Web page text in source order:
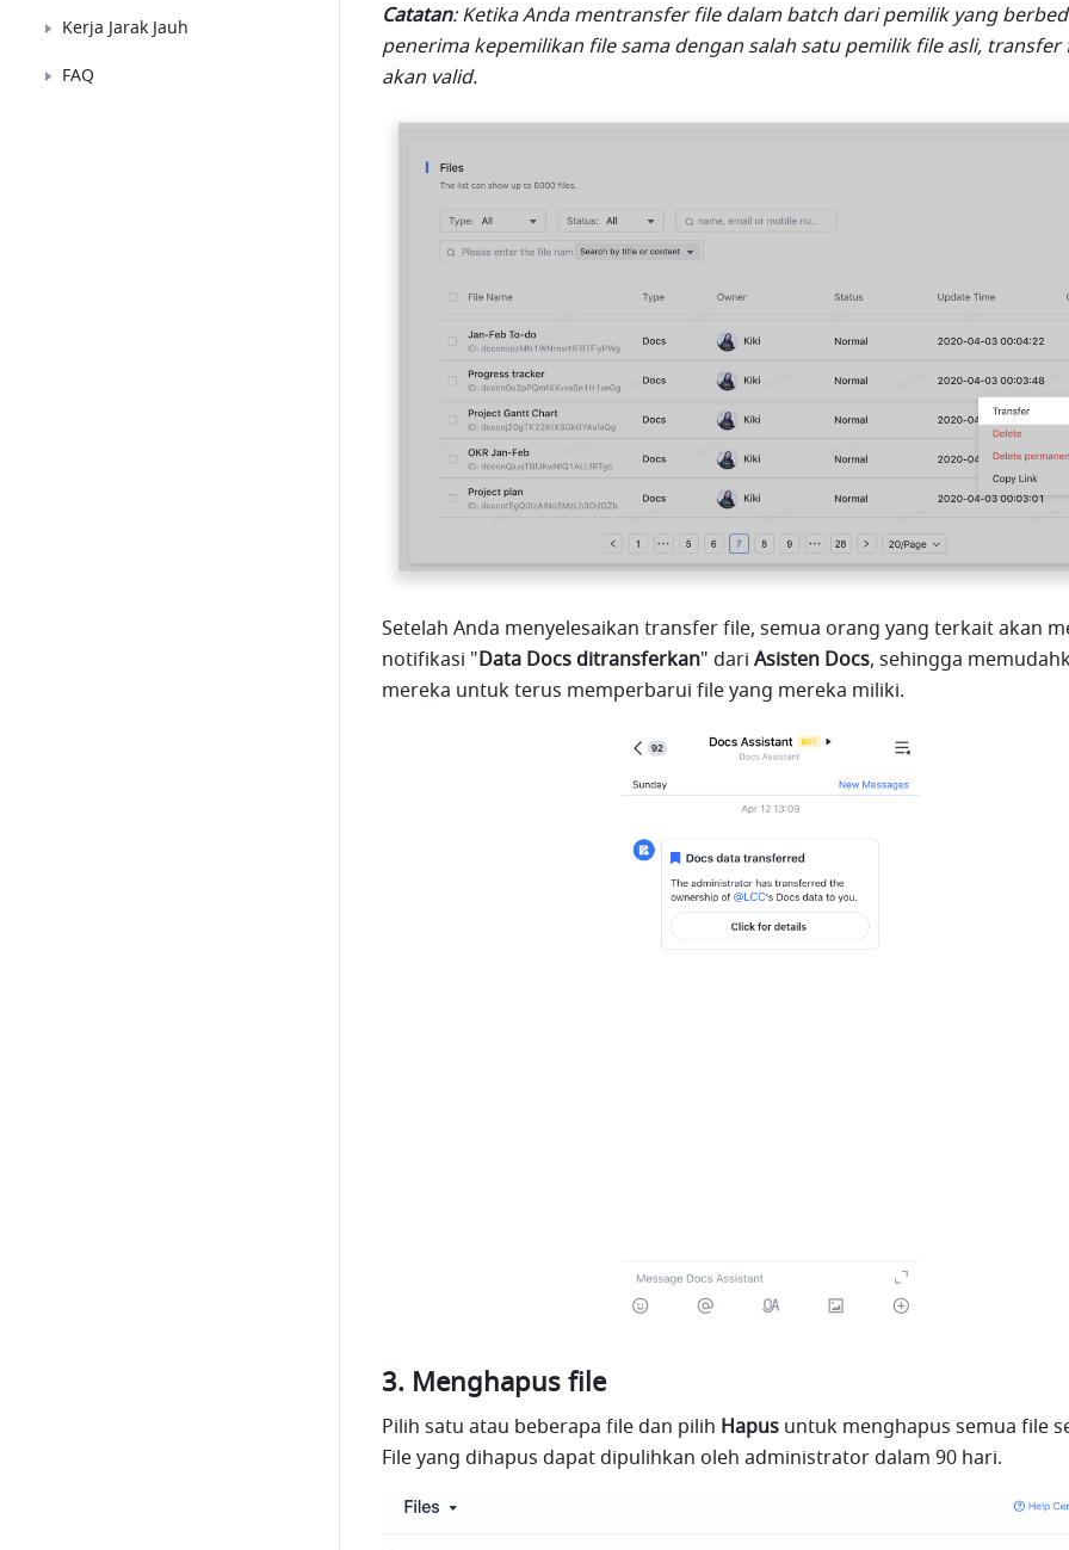
Kerja Jarak Jauh
FAQ
Catatan: Ketika Anda mentransfer file dalam batch dari pemilik yang
penerima kepemilikan file sama dengan salah satu pemilik file asli, transfer
akan valid.
Setelah Anda menyelesaikan transfer file, semua orang yang terkait akan
notifikasi "Data Docs ditransferkan" dari Asisten Docs, sehingga
mereka untuk terus memperbarui file yang mereka miliki.
Menghapus file
Pilih satu atau beberapa file dan pilih Hapus untuk menghapus semua file
File yang dihapus dapat dipulihkan oleh administrator dalam 90 hari.